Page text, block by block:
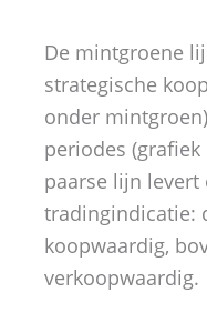
De mintgroene
strategische
onder
periodes
paarse lijn levert
tradingindicatie:
koopwaardig,
verkoopwaardig.